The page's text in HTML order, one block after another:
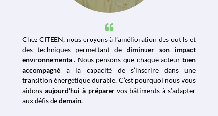
Chez CITEEN, nous croyons à l’amélioration des outils et
des techniques permettant de diminuer son impact
environnemental. Nous pensons que chaque acteur bien
accompagné a la capacité de s’inscrire dans une
transition énergétique durable. C’est pourquoi nous vous
aidons aujourd’hui à préparervos bâtiments à s’adapter
aux défis dedemain.